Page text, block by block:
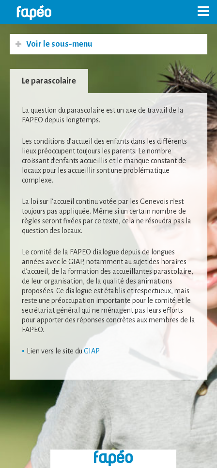
Voir le sous-menu
Le parascolaire
La question du parascolaire est un axe de travail de la
FAPEO depuis longtemps.
Les conditions d’accueil des enfants dans les différents
lieux préoccupent toujours les parents. Le nombre
croissant d’enfants accueillis et le manque constant de
locaux pour les accueillir sont une problématique
complexe.
La loi sur l’accueil continu votée par les Genevois n’est
toujours pas appliquée. Même si un certain nombre de
règles seront fixées par ce texte, cela ne résoudra pas la
question des locaux.
Le comité de la FAPEO dialogue depuis de longues
années avec le GIAP, notamment au sujet des horaires
d’accueil, de la formation des accueillantes parascolaire,
de leur organisation, de la qualité des animations
proposées. Ce dialogue est établis et respectueux, mais
reste une préoccupation importante pour le comité et le
secrétariat général qui ne ménagent pas leurs efforts
pour apporter des réponses concrètes aux membres de la
FAPEO.
Lien vers le site duGIAP
sont
Statistiques
Afin que nous
puissions